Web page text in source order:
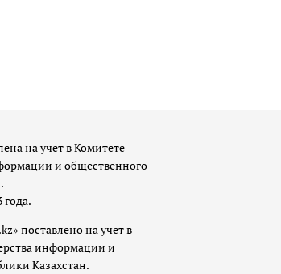
на учет в Комитете
и общественного
года.
поставлено на учет в
информации и
Казахстан.